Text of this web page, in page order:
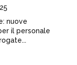
nuove
il personale